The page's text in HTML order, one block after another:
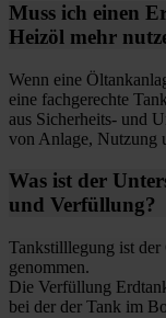
Muss ich einen
Heizöl mehr
Wenn eine
eine fachgerechte
aus Sicherheits- und
von Anlage, Nutzung
Was ist der
und Verfüllung?
Tankstilllegung ist
genommen.
Die Verfüllung
bei der der Tank im